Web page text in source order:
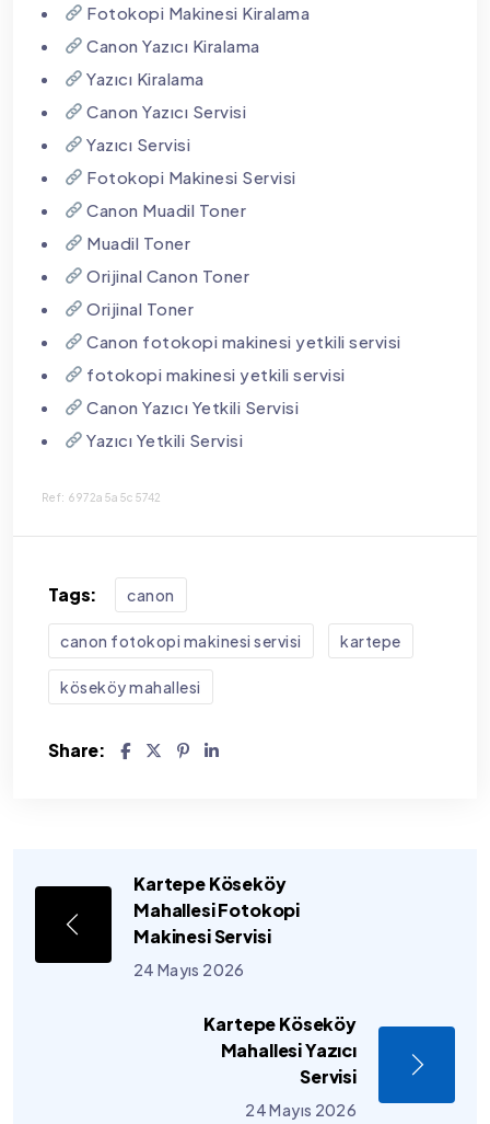
Fotokopi Makinesi Kiralama
Canon Yazıcı Kiralama
Yazıcı Kiralama
Canon Yazıcı Servisi
Yazıcı Servisi
Fotokopi Makinesi Servisi
Canon Muadil Toner
Muadil Toner
Orijinal Canon Toner
Orijinal Toner
Canon fotokopi makinesi yetkili servisi
fotokopi makinesi yetkili servisi
Canon Yazıcı Yetkili Servisi
Yazıcı Yetkili Servisi
Ref: 6972a5a5c5742
Tags: canon
canon fotokopi makinesi servisi kartepe
köseköy mahallesi
Share:
Kartepe Köseköy
Mahallesi Fotokopi
Makinesi Servisi
24 Mayıs 2026
Kartepe Köseköy
Mahallesi Yazıcı
Servisi
24 Mayıs 2026